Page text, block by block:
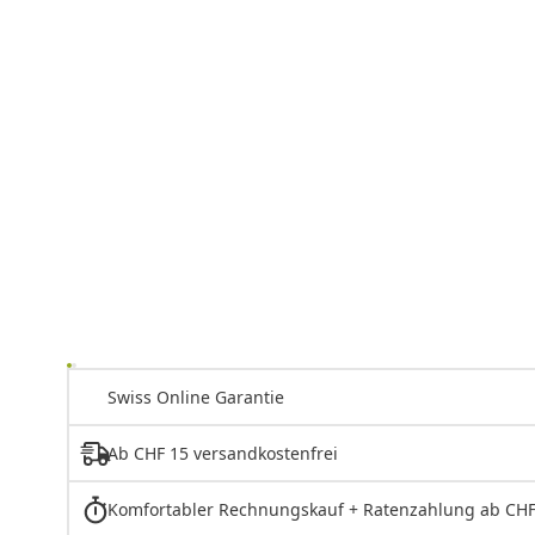
Swiss Online Garantie
Ab CHF 15 versandkostenfrei
Komfortabler Rechnungskauf + Ratenzahlung ab